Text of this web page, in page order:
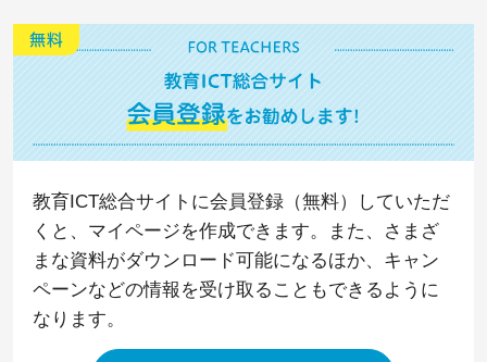
教育ICT総合サイトに会員登録（無料）していただ
くと、マイページを作成できます。また、さまざ
まな資料がダウンロード可能になるほか、キャン
ペーンなどの情報を受け取ることもできるように
なります。